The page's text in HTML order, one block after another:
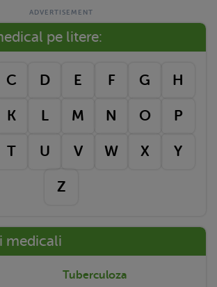
pe litere:
C D E F G H
K L M N O P
T U V W X Y
Z
medicali
Tuberculoza